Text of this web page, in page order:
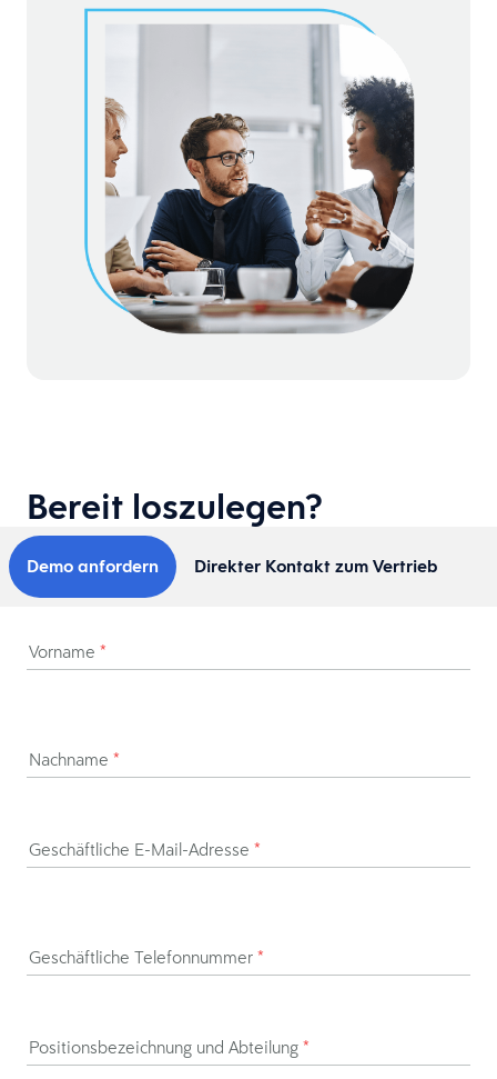
Bereit loszulegen?
Demo anfordern Direkter Kontakt zum Vertrieb
Vorname *
Nachname *
Geschäftliche E-Mail-Adresse *
Geschäftliche Telefonnummer *
Positionsbezeichnung und Abteilung *